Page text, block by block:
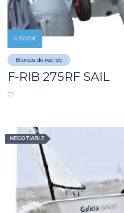
Barcos de recreo
F-RIB 275RF SAIL
4.900€
NEGOTIABLE